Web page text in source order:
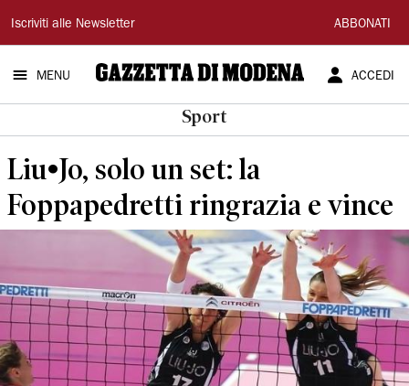
Gazzetta
di
Modena
Iscriviti alle Newsletter ABBONATI
MENU ACCEDI
Sport
Liu•Jo, solo un set: la
Foppapedretti ringrazia e vince